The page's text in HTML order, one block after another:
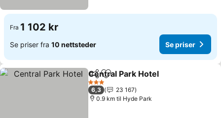
Fra 1 102 kr
Se priser fra 10 nettsteder Se priser
Del Legg til i favoritter
Central Park Hotel
3 Stjerner
6,3
23 167
0.9 km til Hyde Park